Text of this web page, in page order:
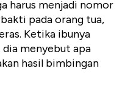
harus menjadi nomor
pada orang tua,
Ketika ibunya
menyebut apa
hasil bimbingan